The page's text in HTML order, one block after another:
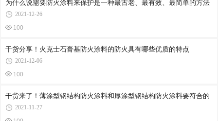
为什么说需要防火涂料来保护是一种最古老、最有效、最简单的方法
2021-12-26
100
干货分享！火克士石膏基防火涂料的防火具有哪些优质的特点
2021-12-06
100
干货来了！薄涂型钢结构防火涂料和厚涂型钢结构防火涂料要符合的
2021-11-27